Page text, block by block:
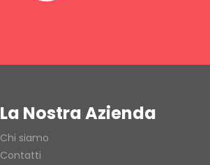
La Nostra Azienda
Chi siamo
Contatti